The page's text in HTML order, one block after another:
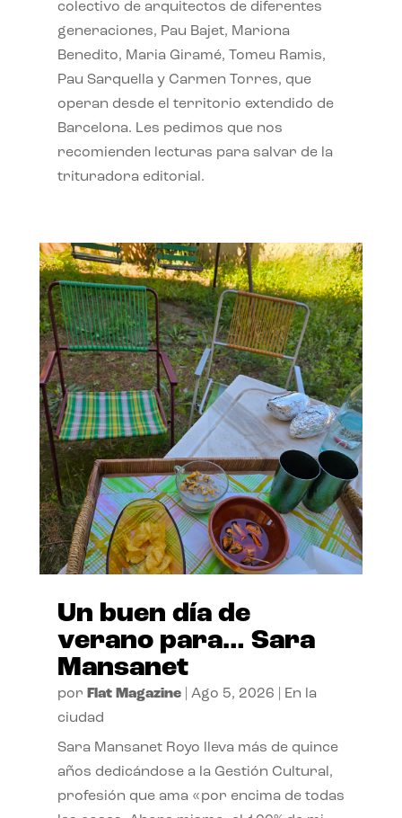
colectivo de arquitectos de diferentes
generaciones, Pau Bajet, Mariona
Benedito, Maria Giramé, Tomeu Ramis,
Pau Sarquella y Carmen Torres, que
operan desde el territorio extendido de
Barcelona. Les pedimos que nos
recomienden lecturas para salvar de la
trituradora editorial.
Un buen día de
verano para… Sara
Mansanet
por Flat Magazine| Ago 5, 2026
En la
ciudad
Sara Mansanet Royo lleva más de quince
años dedicándose a la Gestión Cultural,
profesión que ama «por encima de todas